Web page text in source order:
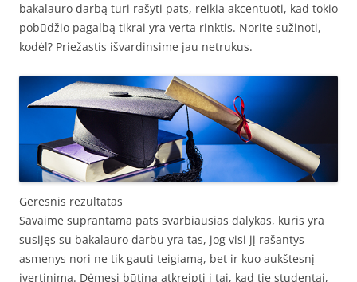
bakalauro darbą turi rašyti pats, reikia akcentuoti, kad tokio
pobūdžio pagalbą tikrai yra verta rinktis. Norite sužinoti,
kodėl? Priežastis išvardinsime jau netrukus.
Geresnis rezultatas
Savaime suprantama pats svarbiausias dalykas, kuris yra
susijęs su bakalauro darbu yra tas, jog visi jį rašantys
asmenys nori ne tik gauti teigiamą, bet ir kuo aukštesnį
įvertinimą. Dėmesį būtina atkreipti į tai, kad tie studentai,